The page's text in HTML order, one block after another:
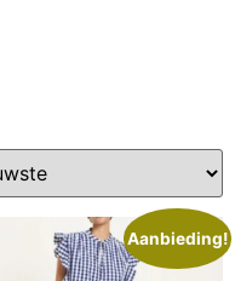
Aanbieding!